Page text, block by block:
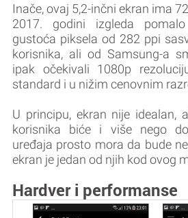
Inače, ovaj 5,2-inčni ekran ima
2017. godini izgleda
gustoća piksela od 282 ppi
korisnika, ali od Samsung-a
ipak očekivali 1080p
standard i u nižim cenovnim
U principu, ekran nije idealan,
korisnika biće i više nego
uređaja prosto mora da bude
ekran je jedan od njih kod ovog
Hardver i performanse